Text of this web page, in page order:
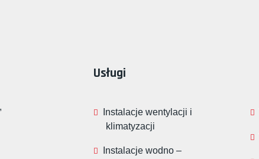
Usługi
Instalacje wentylacji i
klimatyzacji
Instalacje wodno –